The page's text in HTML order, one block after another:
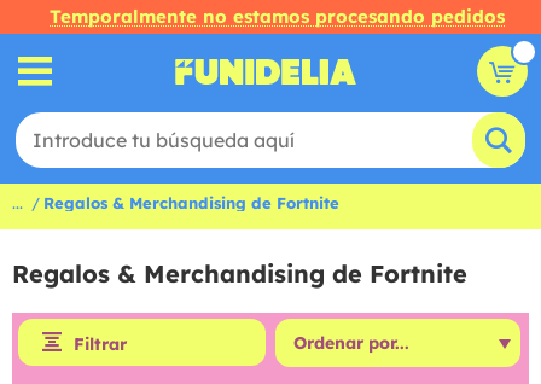
Temporalmente no estamos procesando pedidos
... Regalos & Merchandising de Fortnite
Regalos & Merchandising de Fortnite
Filtrar